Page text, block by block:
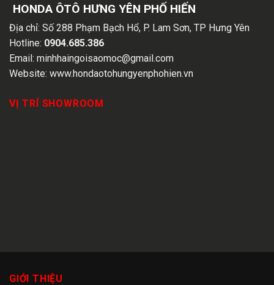
HONDA ÔTÔ HƯNG YÊN PHỐ HIẾN
Địa chỉ: Số 288 Phạm Bạch Hổ, P. Lam Sơn, TP Hưng Yên
Hotline: 0904.685.386
Email: minhhaingoisaomoc@gmail.com
Website: www.hondaotohungyenphohien.vn
VỊ TRÍ SHOWROOM
GIỚI THIỆU